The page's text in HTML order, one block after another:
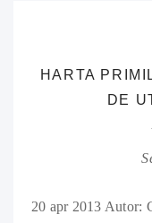
HARTA
DE
20 apr 2013 Autor: